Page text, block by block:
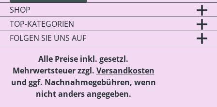
SHOP
TOP-KATEGORIEN
FOLGEN SIE UNS AUF
Alle Preise inkl. gesetzl.
Mehrwertsteuer zzgl. Versandkosten
und ggf. Nachnahmegebühren, wenn
nicht anders angegeben.